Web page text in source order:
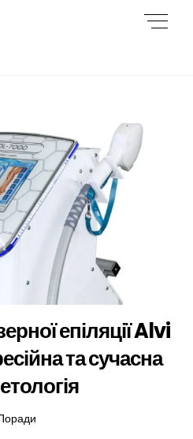
епіляції Alvi
та сучасна